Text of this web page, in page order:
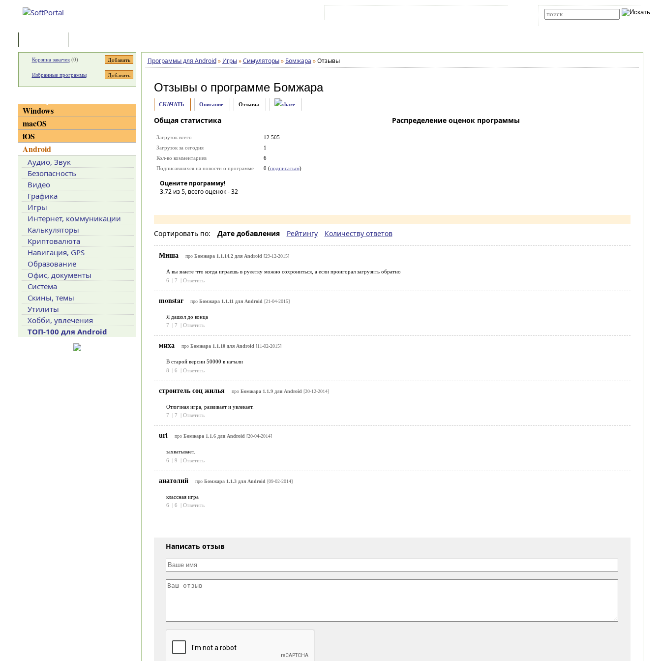
Программы для Android » Игры » Симуляторы » Бомжара » Отзывы
Отзывы о программе Бомжара
СКАЧАТЬ Описание Отзывы
Общая статистика
Загрузок всего
12 505
Загрузок за сегодня
1
Кол-во комментариев
6
Подписавшихся на новости о программе
0 (подписаться)
Оцените программу!
3.72из 5, всего оценок -32
Распределение оценок программы
Сортировать по: Дате добавления Рейтингу Количеству ответов
Миша про Бомжара 1.1.14.2 для Android [29-12-2015]
А вы знаете что когда играешь в рулетку можно сохрониться, а если проигорал загрузить обратно
6
| 7 | Ответить
monstar про Бомжара 1.1.11 для Android [21-04-2015]
Я дашол до конца
7
| 7 | Ответить
миха про Бомжара 1.1.10 для Android [11-02-2015]
В старой версии 50000 в начали
8
| 6 | Ответить
строитель соц жилья про Бомжара 1.1.9 для Android [20-12-2014]
Отличная игра, развивает и увлекает.
7
| 7 | Ответить
uri про Бомжара 1.1.6 для Android [20-04-2014]
захватывает.
6
| 9 | Ответить
анатолий про Бомжара 1.1.3 для Android [09-02-2014]
классная игра
6
| 6 | Ответить
Написать отзыв
Корзина закачек(0)
Избранные программы
Windows
macOS
iOS
Android
Аудио, Звук
Безопасность
Видео
Графика
Игры
Интернет, коммуникации
Калькуляторы
Криптовалюта
Навигация, GPS
Образование
Офис, документы
Система
Скины, темы
Утилиты
Хобби, увлечения
ТОП-100 для Android